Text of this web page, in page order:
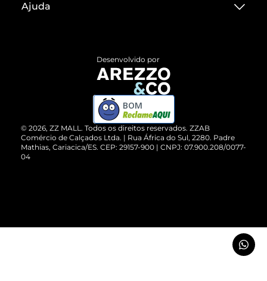
Termos de Uso
ZZ MALL é confiável
Cartão Presente
Vendas Corporativas
Ajuda
Devolução do Produto
Compre pelo WhatsApp
© 2026, ZZ MALL. Todos os direitos reservados. ZZAB
Comércio de Calçados Ltda. | Rua África do Sul, 2280. Padre
Mathias, Cariacica/ES. CEP: 29157-900 | CNPJ: 07.900.208/0077-
04
Desenvolvido por
BOM